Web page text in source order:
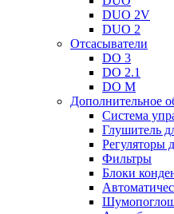
DUO 2V
DUO 2
Отсасыватели
DO 3
DO 2.1
DO M
Дополнительное
Система
Глушитель
Регуляторы
Фильтры
Блоки